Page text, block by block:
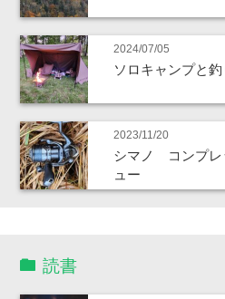
2024/07/05
ソロキャンプと
2023/11/20
シマノ コンプレ
ュー
読書